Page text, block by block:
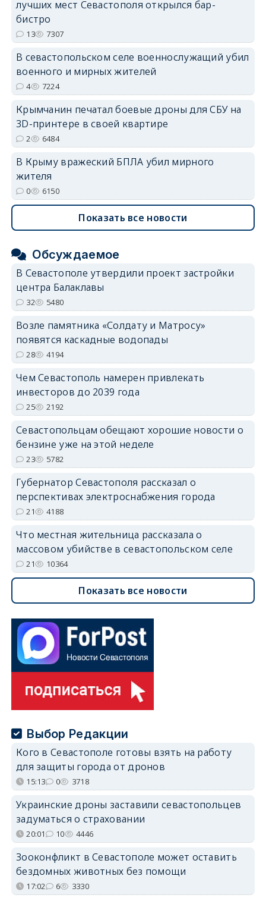
erid: 2SDnjdvhGXG
лучших мест Севастополя открылся бар-
бистро
13 7307
В севастопольском селе военнослужащий убил
военного и мирных жителей
4 7224
Крымчанин печатал боевые дроны для СБУ на
3D-принтере в своей квартире
2 6484
В Крыму вражеский БПЛА убил мирного
жителя
0 6150
Показать все новости
Обсуждаемое
В Севастополе утвердили проект застройки
центра Балаклавы
32 5480
Возле памятника «Солдату и Матросу»
появятся каскадные водопады
28 4194
Чем Севастополь намерен привлекать
инвесторов до 2039 года
25 2192
Севастопольцам обещают хорошие новости о
бензине уже на этой неделе
23 5782
Губернатор Севастополя рассказал о
перспективах электроснабжения города
21 4188
Что местная жительница рассказала о
массовом убийстве в севастопольском селе
21 10364
Показать все новости
Выбор Редакции
Кого в Севастополе готовы взять на работу
для защиты города от дронов
15:13 0 3718
Украинские дроны заставили севастопольцев
задуматься о страховании
20:01 10 4446
Зооконфликт в Севастополе может оставить
бездомных животных без помощи
17:02 6 3330